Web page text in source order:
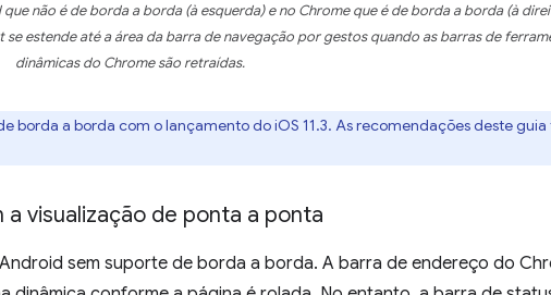
não é de borda a borda (à esquerda) e no Chrome que é de borda a borda (à
estende até a área da barra de navegação por gestos quando as barras de
dinâmicas do Chrome são retraídas.
borda a borda com o lançamento do iOS 11.3. As recomendações deste
visualização de ponta a ponta
sem suporte de borda a borda. A barra de endereço do